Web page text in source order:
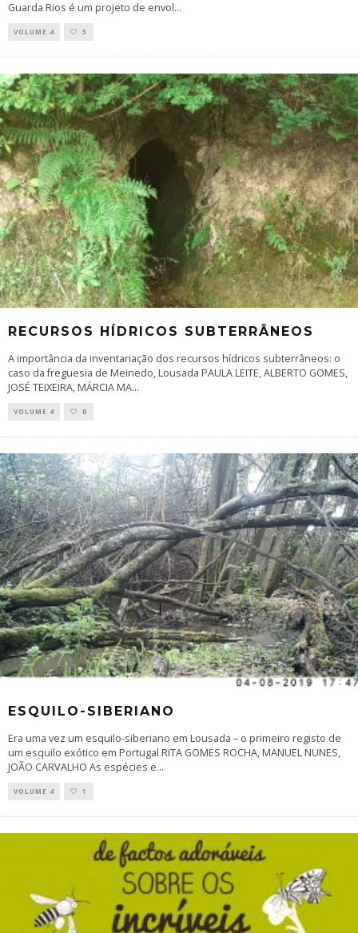
Guarda Rios é um projeto de envol...
VOLUME 4 3
RECURSOS HÍDRICOS SUBTERRÂNEOS
A importância da inventariação dos recursos hídricos subterrâneos: o
caso da freguesia de Meinedo, Lousada PAULA LEITE, ALBERTO GOMES,
JOSÉ TEIXEIRA, MÁRCIA MA...
VOLUME 4 0
ESQUILO-SIBERIANO
Era uma vez um esquilo-siberiano em Lousada – o primeiro registo de
um esquilo exótico em Portugal RITA GOMES ROCHA, MANUEL NUNES,
JOÃO CARVALHO As espécies e...
VOLUME 4 1